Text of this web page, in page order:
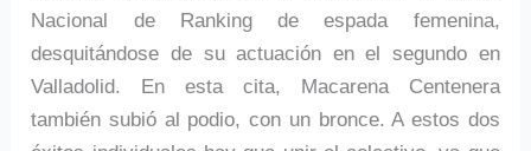
Nacional de Ranking de espada femenina,
desquitándose de su actuación en el segundo en
Valladolid. En esta cita, Macarena Centenera
también subió al podio, con un bronce. A estos dos